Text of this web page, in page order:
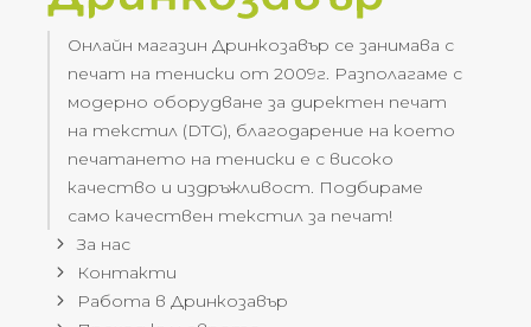
Онлайн магазин Дринкозавър се занимава с
печат на тениски от 2009г. Разполагаме с
модерно оборудване за директен печат
на текстил (DTG), благодарение на което
печатането на тениски е с високо
качество и издръжливост. Подбираме
само качествен текстил за печат!
За нас
Контакти
Работа в Дринкозавър